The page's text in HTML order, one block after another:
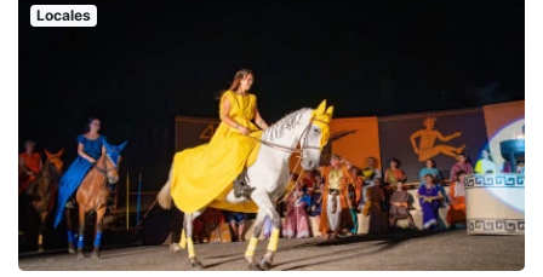
Locales